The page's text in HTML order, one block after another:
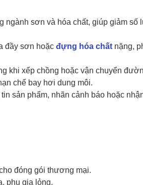
ngành sơn và hóa chất, giúp giảm số
đầy sơn hoặc đựng hóa chất nặng,
khi xếp chồng hoặc vận chuyển
chế bay hơi dung môi.
sản phẩm, nhãn cảnh báo hoặc
đóng gói thương mại.
phụ gia lỏng.